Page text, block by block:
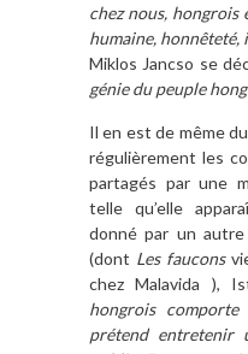
chez nous, hongrois
humaine, honnêteté,
Miklos Jancso se
génie du peuple
Il en est de même
régulièrement les
partagés par une
telle qu’elle
donné par un
(dont Les faucons
chez Malavida ),
hongrois
prétend entretenir